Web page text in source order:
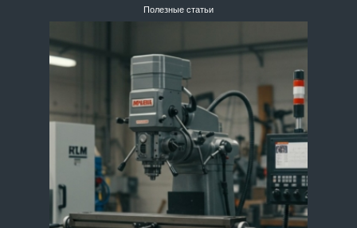
Полезные статьи